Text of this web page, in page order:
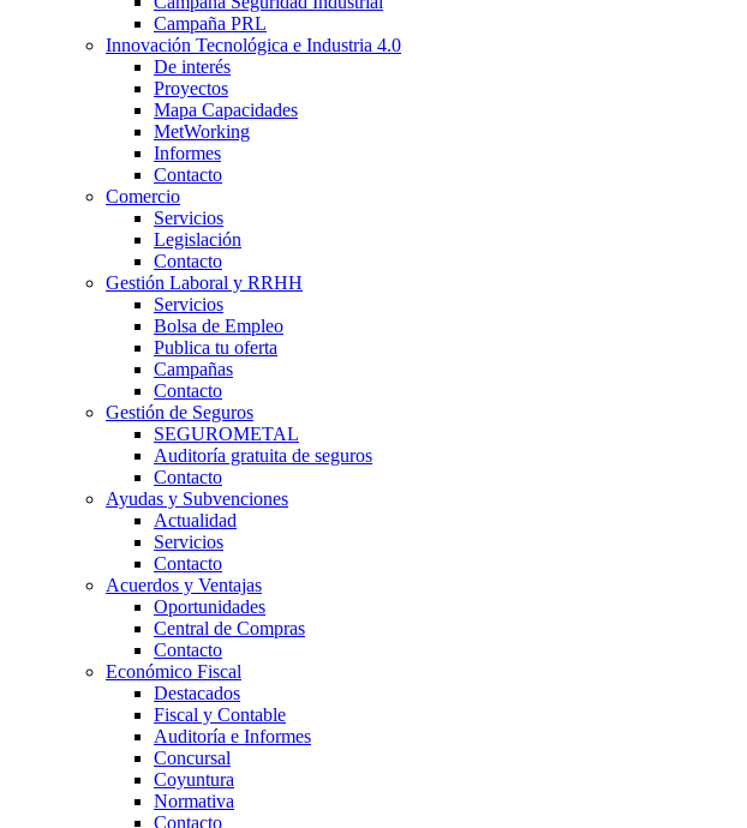
Campaña PRL
Innovación Tecnológica e Industria 4.0
De interés
Proyectos
Mapa Capacidades
MetWorking
Informes
Contacto
Comercio
Servicios
Legislación
Contacto
Gestión Laboral y RRHH
Servicios
Bolsa de Empleo
Publica tu oferta
Campañas
Contacto
Gestión de Seguros
SEGUROMETAL
Auditoría gratuita de seguros
Contacto
Ayudas y Subvenciones
Actualidad
Servicios
Contacto
Acuerdos y Ventajas
Oportunidades
Central de Compras
Contacto
Económico Fiscal
Destacados
Fiscal y Contable
Auditoría e Informes
Concursal
Coyuntura
Normativa
Contacto